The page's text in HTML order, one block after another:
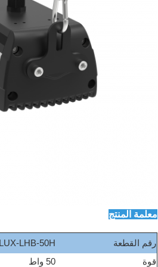
معلمة المنتج
رقم القطعة LUX-LHB-50H
قوة
50 واط